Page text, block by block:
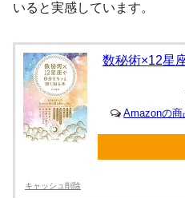
いると実感しています。
数秘術×12星
Amazonの
キャッシュ削除